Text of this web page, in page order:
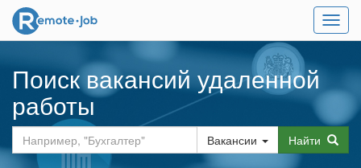
Меню
Поиск вакансий удаленной
работы
Вакансии Найти